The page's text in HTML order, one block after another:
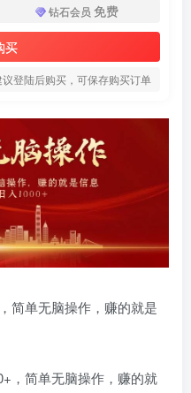
钻石会员 免费
买
登陆后购买，可保存购买订单
简单无脑操作，赚的就是
，简单无脑操作，赚的就